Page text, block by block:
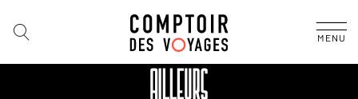
MENU